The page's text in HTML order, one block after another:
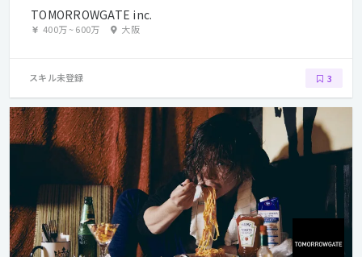
TOMORROWGATE inc.
400万~600万 大阪
スキル未登録 3